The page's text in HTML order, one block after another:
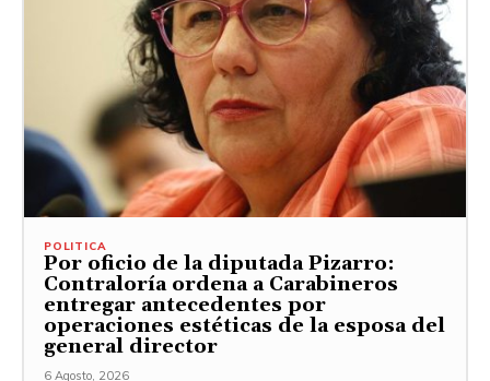
POLITICA
Por oficio de la diputada Pizarro:
Contraloría ordena a Carabineros
entregar antecedentes por
operaciones estéticas de la esposa del
general director
6 Agosto, 2026